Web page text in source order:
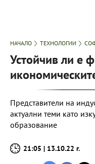
НАЧАЛО ТЕХНОЛОГИИ
Устойчив ли е
Представители на
актуални теми като
образование
21:05 | 13.10.22 г.